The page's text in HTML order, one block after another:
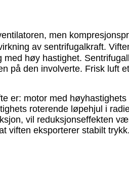
men
av sentrifugalkraft.
høy hastighet.
på den involverte. Frisk luft
er: motor med
roterende løpehjul i
vil reduksjonseffekten
viften eksporterer stabilt trykk.